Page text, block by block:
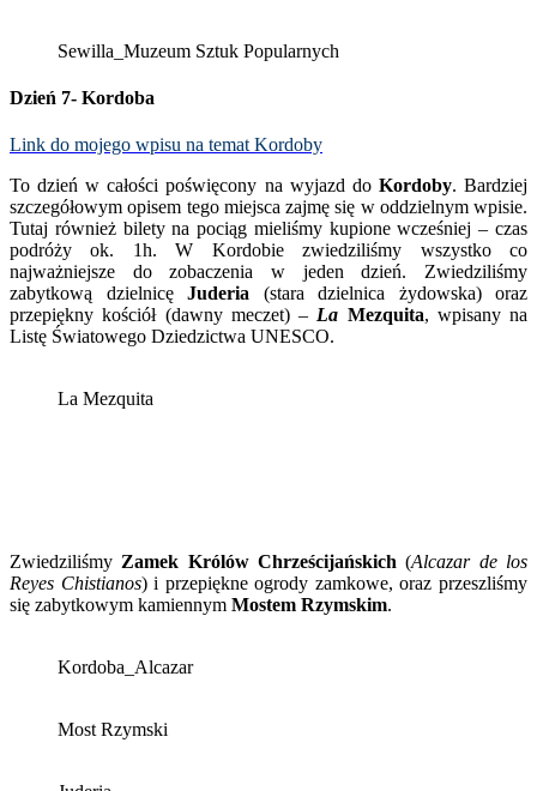
Sewilla_Muzeum Sztuk Popularnych
Dzień 7- Kordoba
Link do mojego wpisu na temat Kordoby
To dzień w całości poświęcony na wyjazd do Kordoby. Bardziej
szczegółowym opisem tego miejsca zajmę się w oddzielnym wpisie.
Tutaj również bilety na pociąg mieliśmy kupione wcześniej – czas
podróży ok. 1h. W Kordobie zwiedziliśmy wszystko co
najważniejsze do zobaczenia w jeden dzień. Zwiedziliśmy
zabytkową dzielnicę Juderia (stara dzielnica żydowska) oraz
przepiękny kościół (dawny meczet) –La Mezquita, wpisany na
Listę Światowego Dziedzictwa UNESCO.
La Mezquita
ZwiedziliśmyZamek Królów Chrześcijańskich (Alcazar de los
Reyes Chistianos) i przepiękne ogrody zamkowe, oraz przeszliśmy
się zabytkowym kamiennym Mostem Rzymskim.
Kordoba_Alcazar
Most Rzymski